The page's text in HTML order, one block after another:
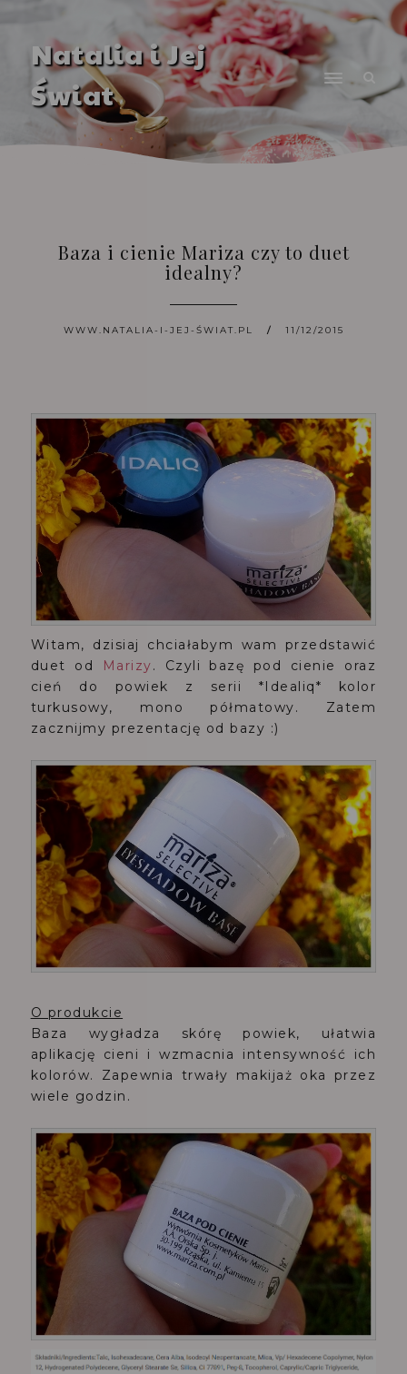
Natalia i Jej
Świat
Baza i cienie Mariza czy to duet
idealny?
WWW.NATALIA-I-JEJ-ŚWIAT.PL 11/12/2015
Witam, dzisiaj chciałabym wam przedstawić
duet od
Marizy. Czyli bazę pod cienie oraz
cień do powiek z serii *Idealiq* kolor
turkusowy, mono półmatowy. Zatem
zacznijmy prezentację od bazy :)
O produkcie
Baza wygładza skórę powiek, ułatwia
aplikację cieni i wzmacnia intensywność ich
kolorów. Zapewnia trwały makijaż oka przez
wiele godzin.